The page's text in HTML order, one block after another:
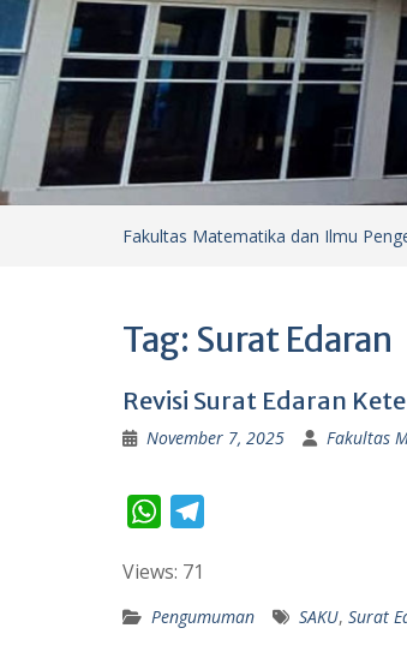
Fakultas Matematika dan Ilmu
Tag: Surat Edaran
Revisi Surat Edaran
November 7, 2025 Fakultas
W
a
t
e
Views: 71
Pengumuman SAKU, Surat